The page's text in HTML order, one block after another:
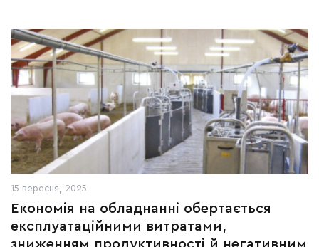
15 вересня, 2025
Економія на обладнанні обертається
експлуатаційними витратами,
зниженням продуктивності й негативним